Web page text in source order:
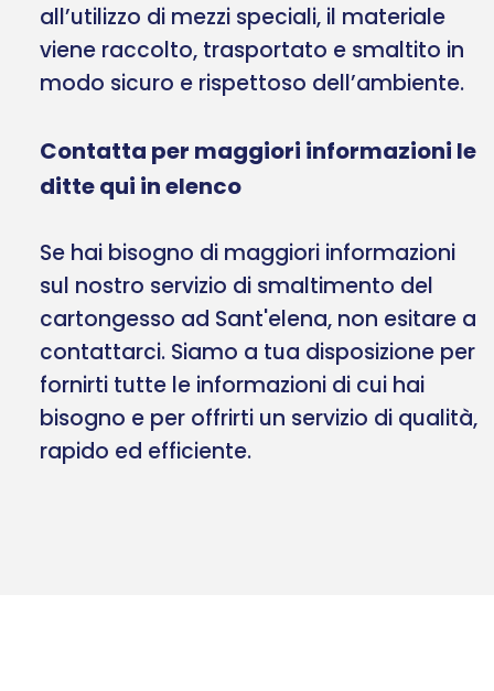
all’utilizzo di mezzi speciali, il materiale
viene raccolto, trasportato e smaltito in
modo sicuro e rispettoso dell’ambiente.
Contatta per maggiori informazioni le
ditte qui in elenco
Se hai bisogno di maggiori informazioni
sul nostro servizio di smaltimento del
cartongesso ad Sant'elena, non esitare a
contattarci. Siamo a tua disposizione per
fornirti tutte le informazioni di cui hai
bisogno e per offrirti un servizio di qualità,
rapido ed efficiente.